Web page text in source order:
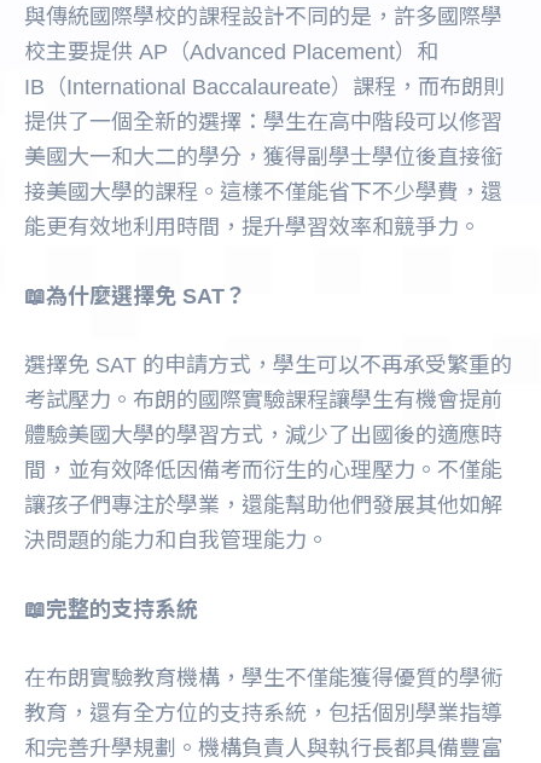
與傳統國際學校的課程設計不同的是，許多國際學
校主要提供 AP（Advanced Placement）和
IB（International Baccalaureate）課程，而布朗則
提供了一個全新的選擇：學生在高中階段可以修習
美國大一和大二的學分，獲得副學士學位後直接銜
接美國大學的課程。這樣不僅能省下不少學費，還
能更有效地利用時間，提升學習效率和競爭力。
📖為什麼選擇免 SAT？
選擇免 SAT 的申請方式，學生可以不再承受繁重的
考試壓力。布朗的國際實驗課程讓學生有機會提前
體驗美國大學的學習方式，減少了出國後的適應時
間，並有效降低因備考而衍生的心理壓力。不僅能
讓孩子們專注於學業，還能幫助他們發展其他如解
決問題的能力和自我管理能力。
📖完整的支持系統
在布朗實驗教育機構，學生不僅能獲得優質的學術
教育，還有全方位的支持系統，包括個別學業指導
和完善升學規劃。機構負責人與執行長都具備豐富